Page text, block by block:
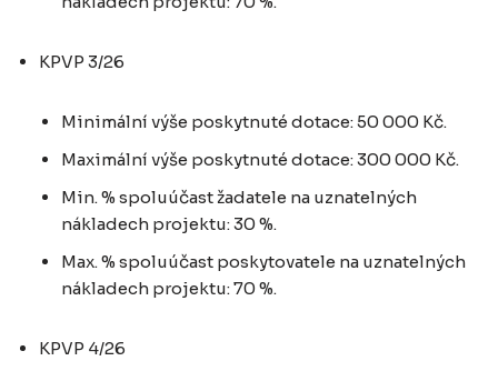
KPVP 3/26
Minimální výše poskytnuté dotace: 50 000 Kč.
Maximální výše poskytnuté dotace: 300 000 Kč.
Min. % spoluúčast žadatele na uznatelných
nákladech projektu: 30 %.
Max. % spoluúčast poskytovatele na uznatelných
nákladech projektu: 70 %.
KPVP 4/26